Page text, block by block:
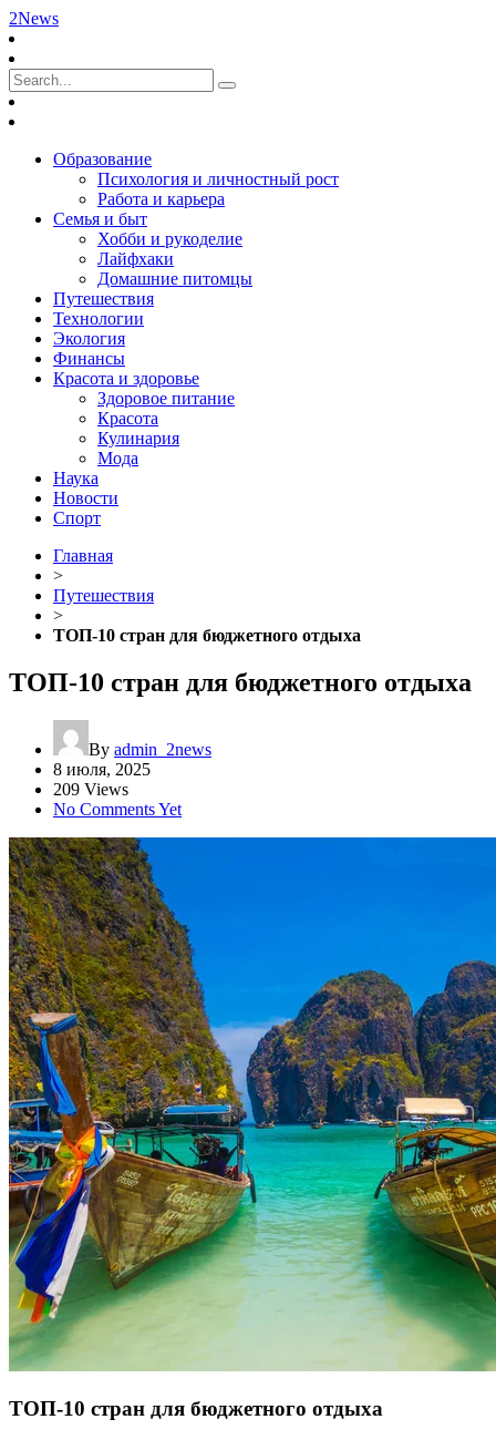
2News
Образование
Психология и личностный рост
Работа и карьера
Семья и быт
Хобби и рукоделие
Лайфхаки
Домашние питомцы
Путешествия
Технологии
Экология
Финансы
Красота и здоровье
Здоровое питание
Красота
Кулинария
Мода
Наука
Новости
Спорт
Главная
>
Путешествия
>
ТОП-10 стран для бюджетного отдыха
ТОП-10 стран для бюджетного отдыха
By admin_2news
8 июля, 2025
209 Views
No Comments Yet
ТОП-10 стран для бюджетного отдыха